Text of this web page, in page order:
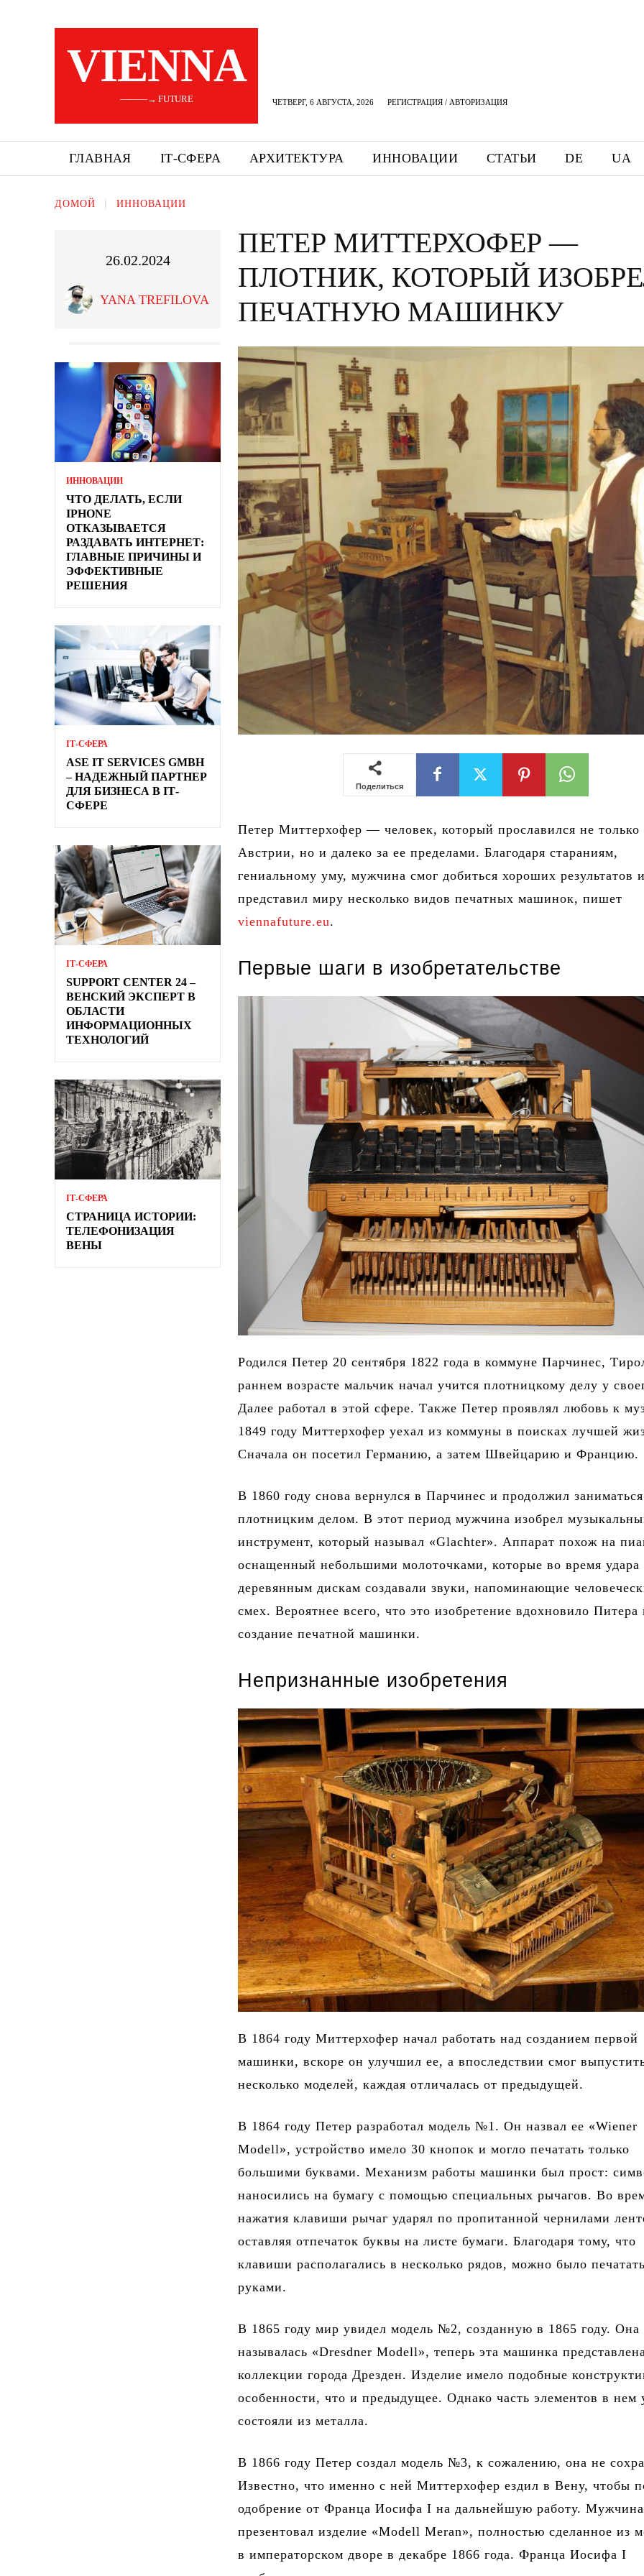
VIENNA
———→ FUTURE ЧЕТВЕРГ, 6 АВГУСТА, 2026 РЕГИСТРАЦИЯ / АВТОРИЗАЦИЯ
ГЛАВНАЯ ІТ-СФЕРА АРХИТЕКТУРА ИННОВАЦИИ СТАТЬИ DE UA
ДОМОЙ ИННОВАЦИИ
26.02.2024
YANA TREFILOVA
ИННОВАЦИИ
ЧТО ДЕЛАТЬ, ЕСЛИ
IPHONE
ОТКАЗЫВАЕТСЯ
РАЗДАВАТЬ ИНТЕРНЕТ:
ГЛАВНЫЕ ПРИЧИНЫ И
ЭФФЕКТИВНЫЕ
РЕШЕНИЯ
ІТ-СФЕРА
ASE IT SERVICES GMBH
– НАДЕЖНЫЙ ПАРТНЕР
ДЛЯ БИЗНЕСА В ІТ-
СФЕРЕ
ІТ-СФЕРА
SUPPORT CENTER 24 –
ВЕНСКИЙ ЭКСПЕРТ В
ОБЛАСТИ
ИНФОРМАЦИОННЫХ
ТЕХНОЛОГИЙ
ІТ-СФЕРА
СТРАНИЦА ИСТОРИИ:
ТЕЛЕФОНИЗАЦИЯ
ВЕНЫ
ПЕТЕР МИТТЕРХОФЕР —
ПЛОТНИК, КОТОРЫЙ
ПЕЧАТНУЮ МАШИНКУ
Поделиться
Петер Миттерхофер — человек, который прославился не только
Австрии, но и далеко за ее пределами. Благодаря стараниям,
гениальному уму, мужчина смог добиться хороших результатов
представил миру несколько видов печатных машинок, пишет
viennafuture.eu.
Первые шаги в изобретательстве
Родился Петер 20 сентября 1822 года в коммуне Парчинес,
раннем возрасте мальчик начал учится плотницкому делу у
Далее работал в этой сфере. Также Петер проявлял любовь к
1849 году Миттерхофер уехал из коммуны в поисках лучшей
Сначала он посетил Германию, а затем Швейцарию и Францию.
В 1860 году снова вернулся в Парчинес и продолжил заниматься
плотницким делом. В этот период мужчина изобрел
инструмент, который называл «Glachter». Аппарат похож на
оснащенный небольшими молоточками, которые во время удара
деревянным дискам создавали звуки, напоминающие
смех. Вероятнее всего, что это изобретение вдохновило Питера
создание печатной машинки.
Непризнанные изобретения
В 1864 году Миттерхофер начал работать над созданием первой
машинки, вскоре он улучшил ее, а впоследствии смог
несколько моделей, каждая отличалась от предыдущей.
В 1864 году Петер разработал модель №1. Он назвал ее «Wiener
Modell», устройство имело 30 кнопок и могло печатать только
большими буквами. Механизм работы машинки был прост:
наносились на бумагу с помощью специальных рычагов. Во
нажатия клавиши рычаг ударял по пропитанной чернилами
оставляя отпечаток буквы на листе бумаги. Благодаря тому, что
клавиши располагались в несколько рядов, можно было
руками.
В 1865 году мир увидел модель №2, созданную в 1865 году. Она
называлась «Dresdner Modell», теперь эта машинка
коллекции города Дрезден. Изделие имело подобные
особенности, что и предыдущее. Однако часть элементов в нем
состояли из металла.
В 1866 году Петер создал модель №3, к сожалению, она не
Известно, что именно с ней Миттерхофер ездил в Вену, чтобы
одобрение от Франца Иосифа I на дальнейшую работу. Мужчина
презентовал изделие «Modell Meran», полностью сделанное из
в императорском дворе в декабре 1866 года. Франца Иосифа I